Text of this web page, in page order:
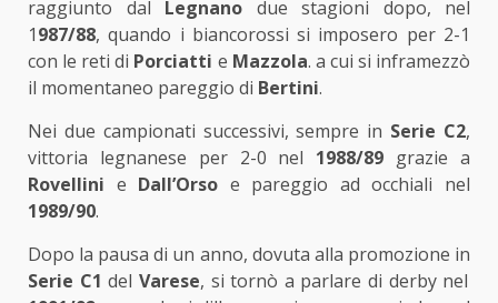
raggiunto dal Legnano due stagioni dopo, nel
1987/88, quando i biancorossi si imposero per 2-1
con le reti di Porciatti e Mazzola. a cui si inframezzò
il momentaneo pareggio di Bertini.
Nei due campionati successivi, sempre in Serie C2,
vittoria legnanese per 2-0 nel 1988/89 grazie a
Rovellini e Dall’Orso e pareggio ad occhiali nel
1989/90.
Dopo la pausa di un anno, dovuta alla promozione in
Serie C1 del Varese, si tornò a parlare di derby nel